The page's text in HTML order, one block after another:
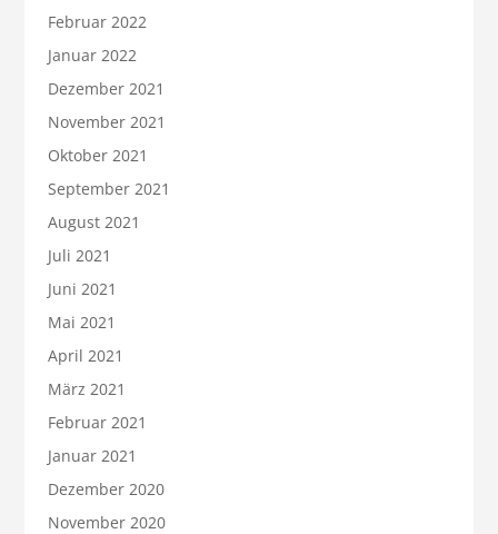
Februar 2022
Januar 2022
Dezember 2021
November 2021
Oktober 2021
September 2021
August 2021
Juli 2021
Juni 2021
Mai 2021
April 2021
März 2021
Februar 2021
Januar 2021
Dezember 2020
November 2020